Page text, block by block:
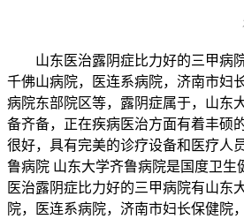
山东医治露阴症比力好的三甲病院
千佛山病院，医连系病院，济南市妇
病院东部院区等，露阴症属于，山东
备齐备，正在疾病医治方面有着丰硕
很好，具有完美的诊疗设备和医疗人
鲁病院 山东大学齐鲁病院是国度卫生
医治露阴症比力好的三甲病院有山东
院，医连系病院，济南市妇长保健院